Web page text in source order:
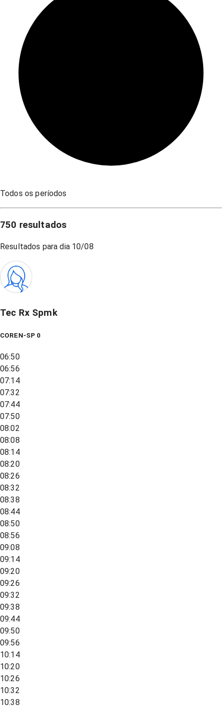
Todos os períodos
750 resultados
Resultados para dia 10/08
Tec Rx Spmk
COREN-SP 0
06:50
06:56
07:14
07:32
07:44
07:50
08:02
08:08
08:14
08:20
08:26
08:32
08:38
08:44
08:50
08:56
09:08
09:14
09:20
09:26
09:32
09:38
09:44
09:50
09:56
10:14
10:20
10:26
10:32
10:38